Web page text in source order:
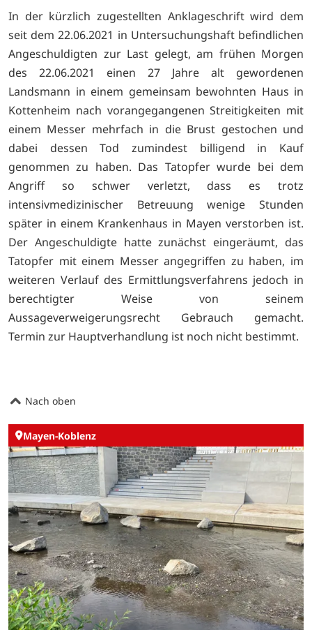
In der kürzlich zugestellten Anklageschrift wird dem
seit dem 22.06.2021 in Untersuchungshaft befindlichen
Angeschuldigten zur Last gelegt, am frühen Morgen
des 22.06.2021 einen 27 Jahre alt gewordenen
Landsmann in einem gemeinsam bewohnten Haus in
Kottenheim nach vorangegangenen Streitigkeiten mit
einem Messer mehrfach in die Brust gestochen und
dabei dessen Tod zumindest billigend in Kauf
genommen zu haben. Das Tatopfer wurde bei dem
Angriff so schwer verletzt, dass es trotz
intensivmedizinischer Betreuung wenige Stunden
später in einem Krankenhaus in Mayen verstorben ist.
Der Angeschuldigte hatte zunächst eingeräumt, das
Tatopfer mit einem Messer angegriffen zu haben, im
weiteren Verlauf des Ermittlungsverfahrens jedoch in
berechtigter Weise von seinem
Aussageverweigerungsrecht Gebrauch gemacht.
Termin zur Hauptverhandlung ist noch nicht bestimmt.
Nach oben
Mayen-Koblenz